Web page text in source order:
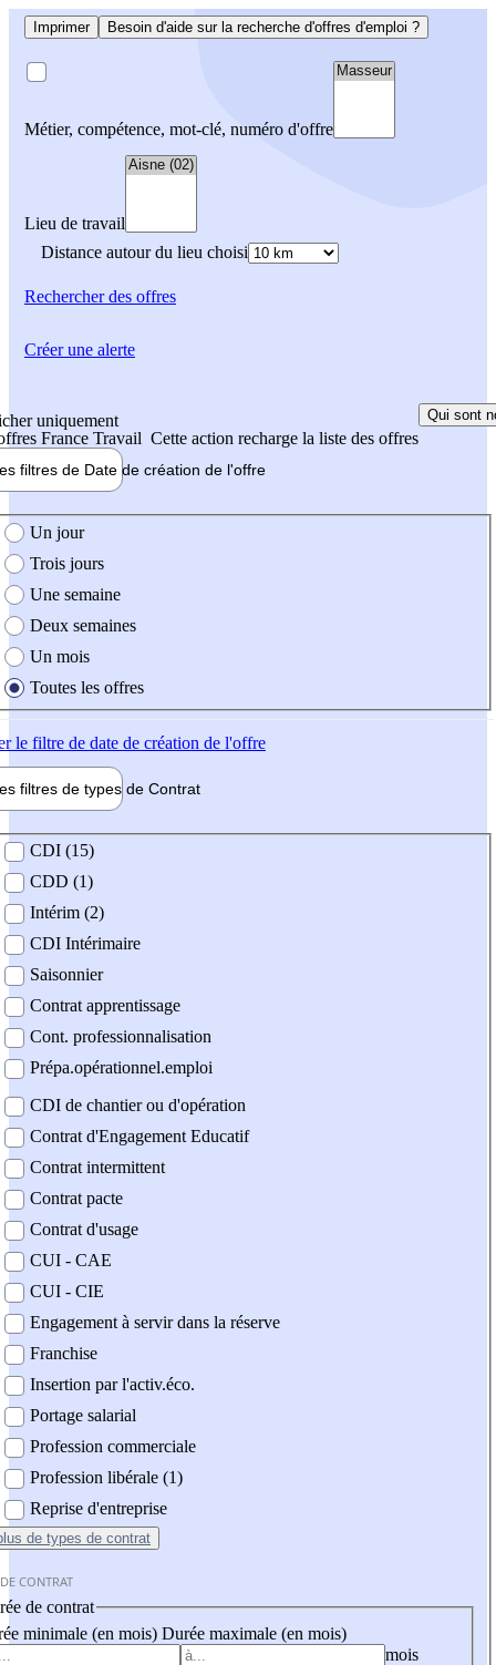
Imprimer Besoin d'aide sur la recherche d'offres d'emploi ?
Métier, compétence, mot-clé, numéro d'offre
Lieu de travail
Distance autour du lieu choisi
Rechercherdes offres
uniquement
France Travail Cette action recharge la liste des offres
Qui sont
filtres de Date de création de l'offre
création de l'offre
Un jour
Trois jours
Une semaine
Deux semaines
Un mois
Toutes les offres
le filtre de date de création de l'offre
filtres de types de Contrat
contrat
CDI (15)
CDD (1)
Intérim (2)
CDI Intérimaire
Saisonnier
Contrat apprentissage
Cont. professionnalisation
Prépa.opérationnel.emploi
CDI de chantier ou d'opération
Contrat d'Engagement Educatif
Contrat intermittent
Contrat pacte
Contrat d'usage
CUI - CAE
CUI - CIE
Engagement à servir dans la réserve
Franchise
Insertion par l'activ.éco.
Portage salarial
Profession commerciale
Profession libérale (1)
Reprise d'entreprise
de types de contrat
CONTRAT
de contrat
minimale (en mois) Durée maximale (en mois)
mois
Créer une alerte